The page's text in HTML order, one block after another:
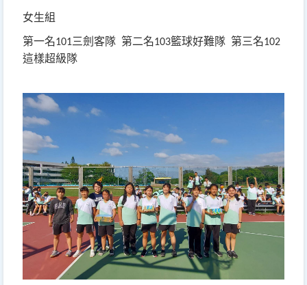
女生組
第一名101三劍客隊 第二名103籃球好難隊 第三名102
這樣超級隊